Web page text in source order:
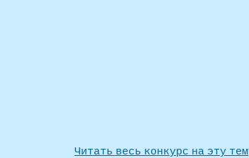
Читать весь конкурс на эту